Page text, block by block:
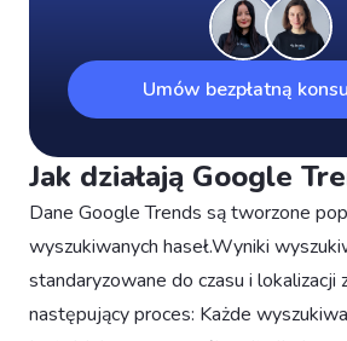
Umów bezpłatną
Jak działają Google
Dane Google Trends są tworzone
wyszukiwanych haseł.Wyniki
standaryzowane do czasu i lokalizacji
następujący proces: Każde